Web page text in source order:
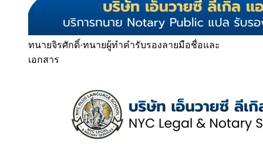
ทนายจิรศักดิ์·ทนายผู้ทำคำรับรองลายมือชื่อและ
เอกสาร